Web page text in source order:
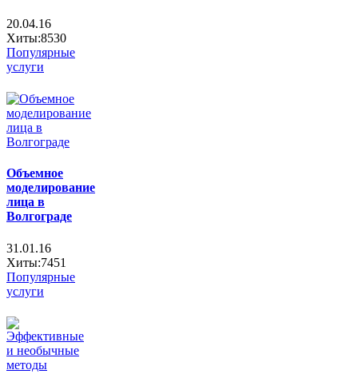
20.04.16
Хиты:8530
Популярные
услуги
Объемное
моделирование
лица в
Волгограде
31.01.16
Хиты:7451
Популярные
услуги